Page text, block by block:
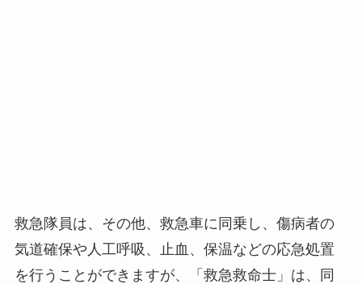
救急隊員は、その他、救急車に同乗し、傷病者の
気道確保や人工呼吸、止血、保温などの応急処置
を行うことができますが、「救急救命士」は、同